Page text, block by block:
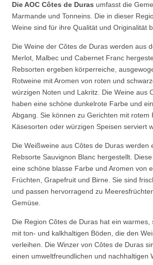
Die AOC Côtes de Duras umfasst die
Marmande und Tonneins. Die in dieser
Weine sind für ihre Qualität und Originalität
Die Weine der Côtes de Duras werden aus
Merlot, Malbec und Cabernet Franc
Rebsorten ergeben körperreiche,
Rotweine mit Aromen von roten und
würzigen Noten und Lakritz. Die Weine aus
haben eine schöne dunkelrote Farbe und
Abgang. Sie können zu Gerichten mit rotem
Käsesorten oder würzigen Speisen serviert
Die Weißweine aus Côtes de Duras werden
Rebsorte Sauvignon Blanc hergestellt.
eine schöne blasse Farbe und Aromen von
Früchten, Grapefruit und Birne. Sie sind
und passen hervorragend zu
Gemüse.
Die Region Côtes de Duras hat ein warmes,
mit ton- und kalkhaltigen Böden, die den
verleihen. Die Winzer von Côtes de Duras
einen umweltfreundlichen und nachhaltigen